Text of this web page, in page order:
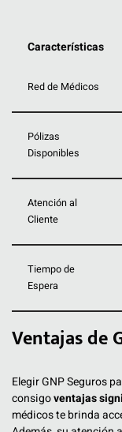
Características
Red de Médicos
Pólizas
Disponibles
Atención al
Cliente
Tiempo de
Espera
Ventajas de
Elegir GNP Seguros
consigoventajas
médicos te brinda